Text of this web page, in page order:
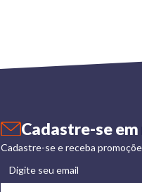
Cadastre-se
Cadastre-se e receba
Digite seu email